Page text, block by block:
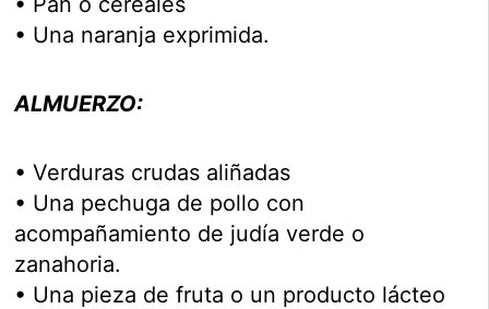
• Una naranja exprimida.
ALMUERZO:
• Verduras crudas aliñadas
• Una pechuga de pollo con
acompañamiento de judía verde o
zanahoria.
• Una pieza de fruta o un producto lácteo